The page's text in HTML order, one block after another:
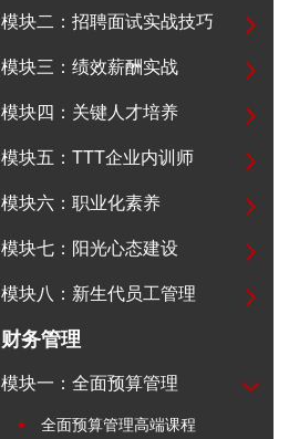
模块二：招聘面试实战技巧
模块三：绩效薪酬实战
模块四：关键人才培养
模块五：TTT企业内训师
模块六：职业化素养
模块七：阳光心态建设
模块八：新生代员工管理
财务管理
模块一：全面预算管理
全面预算管理高端课程